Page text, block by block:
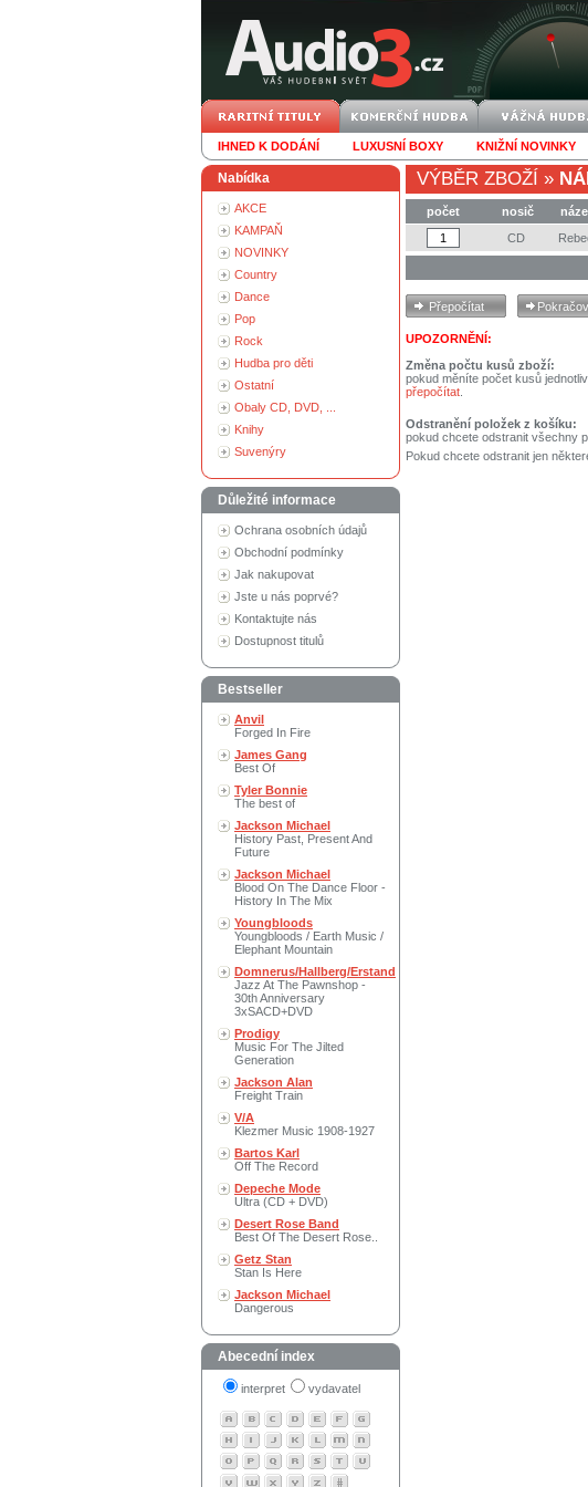
IHNED K DODÁNÍ LUXUSNÍ BOXY KNIŽNÍ NOVINKY
Nabídka
AKCE
KAMPAŇ
NOVINKY
Country
Dance
Pop
Rock
Hudba pro děti
Ostatní
Obaly CD, DVD, ...
Knihy
Suvenýry
Důležité informace
Ochrana osobních údajů
Obchodní podmínky
Jak nakupovat
Jste u nás poprvé?
Kontaktujte nás
Dostupnost titulů
Bestseller
Anvil
Forged In Fire
James Gang
Best Of
Tyler Bonnie
The best of
Jackson Michael
History Past, Present And
Future
Jackson Michael
Blood On The Dance Floor -
History In The Mix
Youngbloods
Youngbloods / Earth Music /
Elephant Mountain
Domnerus/Hallberg/Erstand
Jazz At The Pawnshop -
30th Anniversary
3xSACD+DVD
Prodigy
Music For The Jilted
Generation
Jackson Alan
Freight Train
V/A
Klezmer Music 1908-1927
Bartos Karl
Off The Record
Depeche Mode
Ultra (CD + DVD)
Desert Rose Band
Best Of The Desert Rose..
Getz Stan
Stan Is Here
Jackson Michael
Dangerous
Abecední index
interpret vydavatel
VÝBĚR ZBOŽÍ »
počet nosič
CD
UPOZORNĚNÍ:
Změna počtu kusů zboží:
pokud měníte počet kusů
přepočítat
Odstranění položek z košíku:
pokud chcete odstranit všechny
Pokud chcete odstranit jen